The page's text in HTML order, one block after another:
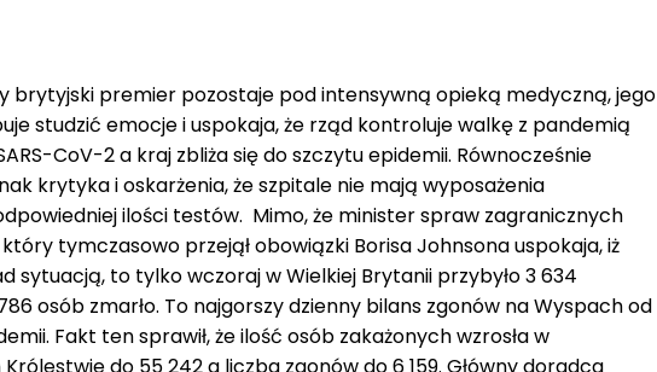
brytyjski premier pozostaje pod intensywną opieką medyczną, jego
studzić emocje i uspokaja, że rząd kontroluje walkę z pandemią
CoV-2 a kraj zbliża się do szczytu epidemii. Równocześnie
krytyka i oskarżenia, że szpitale nie mają wyposażenia
ilości testów. Mimo, że minister spraw zagranicznych
tymczasowo przejął obowiązki Borisa Johnsona uspokaja, iż
sytuacją, to tylko wczoraj w Wielkiej Brytanii przybyło 3 634
osób zmarło. To najgorszy dzienny bilans zgonów na Wyspach od
Fakt ten sprawił, że ilość osób zakażonych wzrosła w